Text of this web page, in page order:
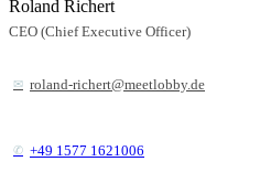
Roland Richert
CEO (Chief Executive Officer)
roland-richert@meetlobby.de
+49 1577 1621006